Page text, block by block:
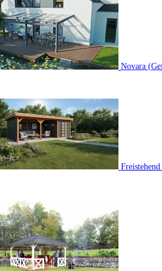
Novara
Freistehend